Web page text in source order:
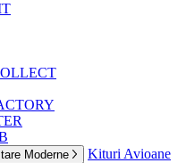
Moderne
Kituri Avioane